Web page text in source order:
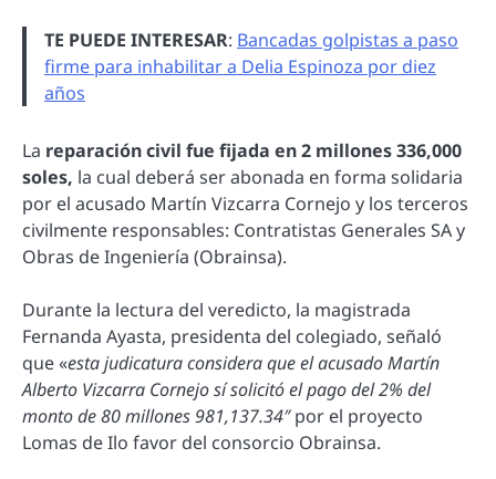
TE PUEDE INTERESAR: Bancadas golpistas a paso
firme para inhabilitar a Delia Espinoza por diez
años
La reparación civil fue fijada en 2 millones 336,000
soles, la cual deberá ser abonada en forma solidaria
por el acusado Martín Vizcarra Cornejo y los terceros
civilmente responsables: Contratistas Generales SA y
Obras de Ingeniería (Obrainsa).
Durante la lectura del veredicto, la magistrada
Fernanda Ayasta, presidenta del colegiado, señaló
que «esta judicatura considera que el acusado Martín
Alberto Vizcarra Cornejo sí solicitó el pago del 2% del
monto de 80 millones 981,137.34″por el proyecto
Lomas de Ilo favor del consorcio Obrainsa.